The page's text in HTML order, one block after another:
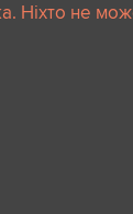
Ніхто не